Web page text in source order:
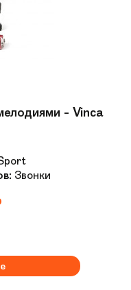
- Vinca
Звонки